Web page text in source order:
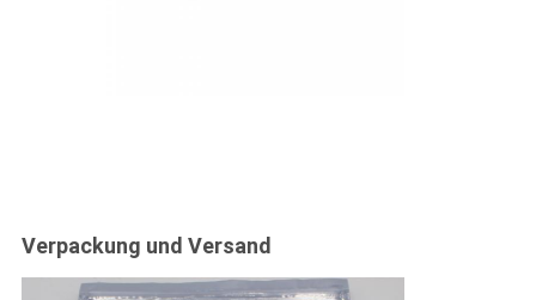
Verpackung und Versand